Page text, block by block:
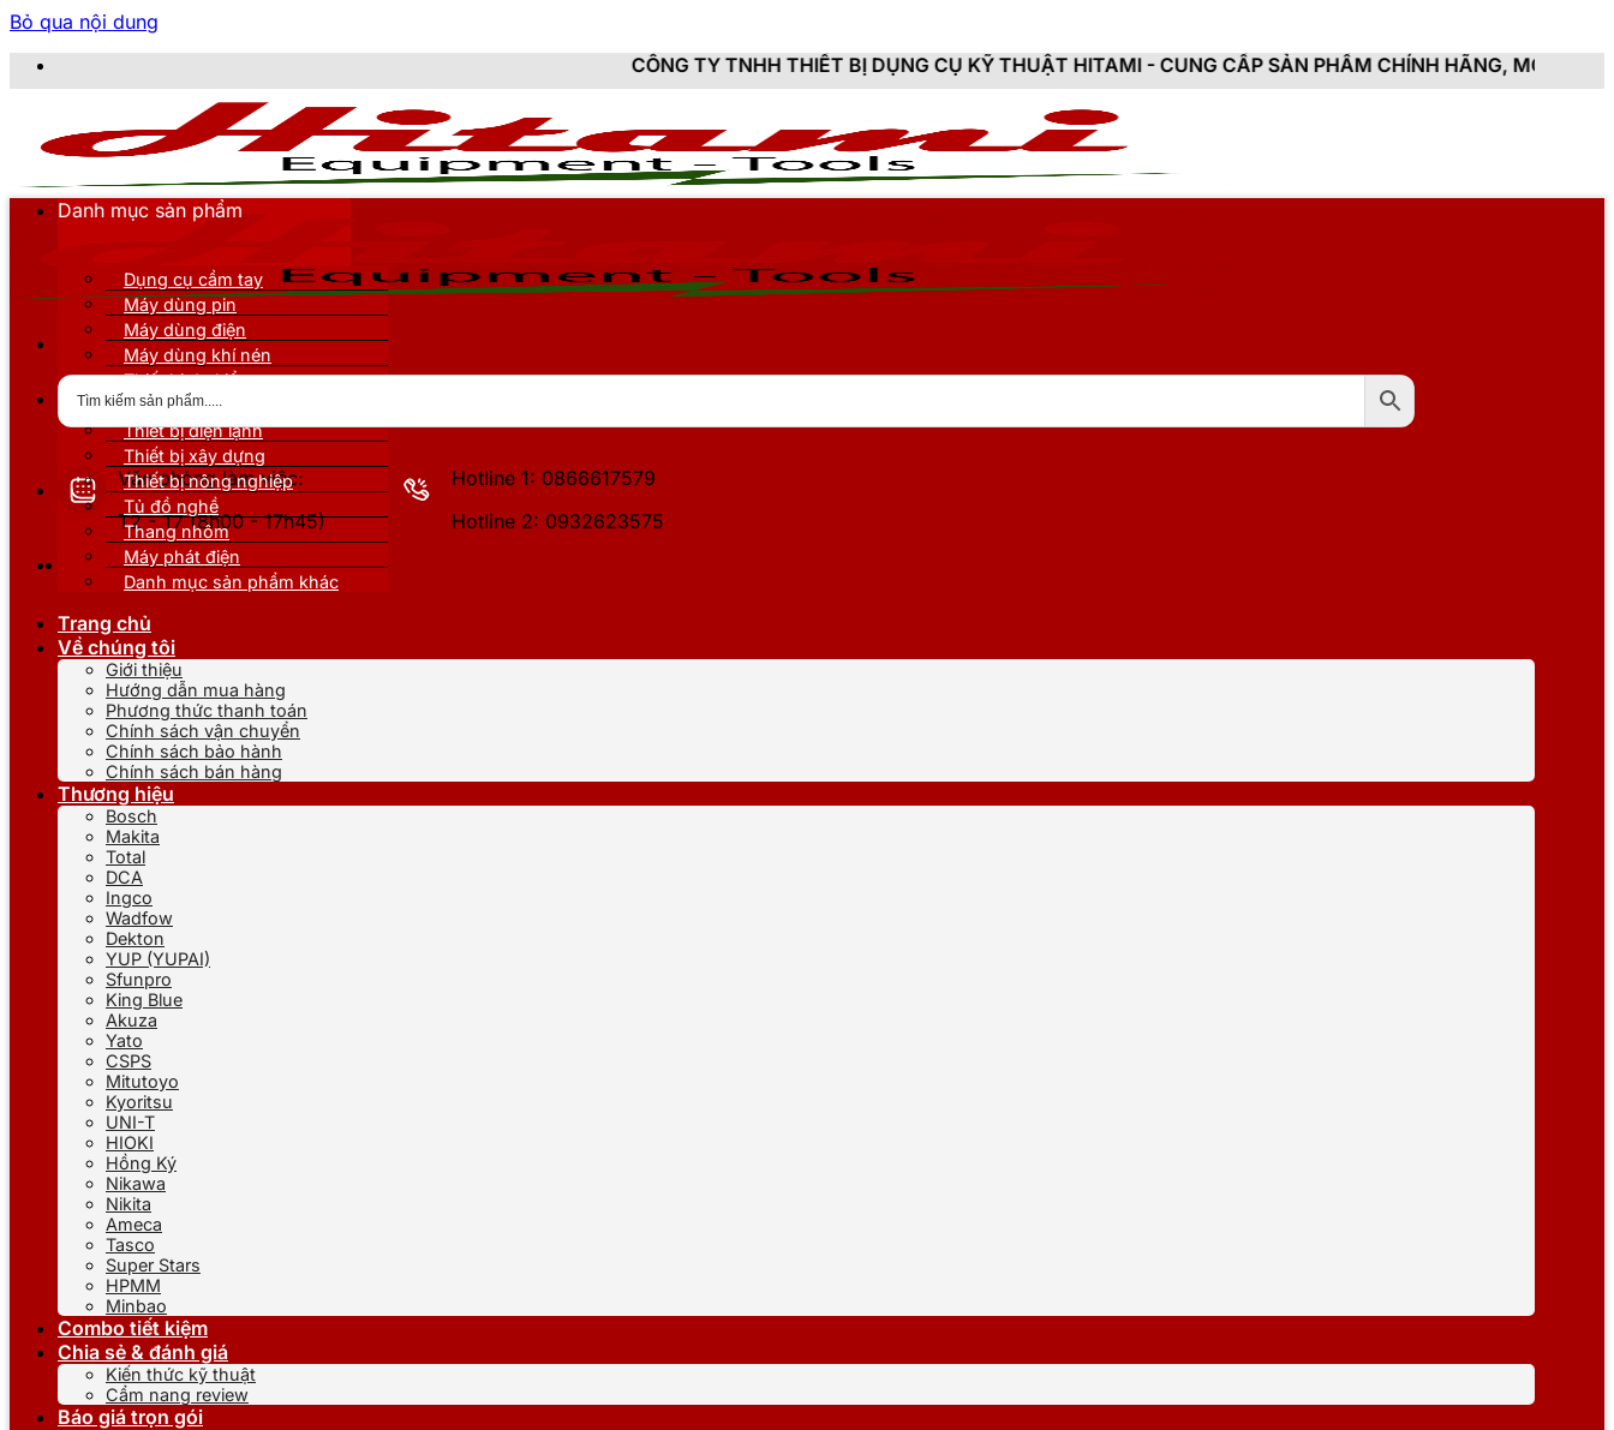
Bỏ qua nội dung
CÔNG TY TNHH THIẾT BỊ DỤNG CỤ KỸ THUẬT HITAMI - CUNG CẤP SẢN PHẨM CHÍNH HÃNG, MỚI 100%, ĐẦY ĐỦ
Văn phòng làm việc:
T2 - T7 (8h00 - 17h45)
Hotline 1: 0866617579
Hotline 2: 0932623575
Danh mục sản phẩm
Dụng cụ cầm tay
Máy dùng pin
Máy dùng điện
Máy dùng khí nén
Thiết bị đo kiểm
Thiết bị nâng đỡ
Thiết bị điện lạnh
Thiết bị xây dựng
Thiết bị nông nghiệp
Tủ đồ nghề
Thang nhôm
Máy phát điện
Danh mục sản phẩm khác
Trang chủ
Về chúng tôi
Giới thiệu
Hướng dẫn mua hàng
Phương thức thanh toán
Chính sách vận chuyển
Chính sách bảo hành
Chính sách bán hàng
Thương hiệu
Bosch
Makita
Total
DCA
Ingco
Wadfow
Dekton
YUP (YUPAI)
Sfunpro
King Blue
Akuza
Yato
CSPS
Mitutoyo
Kyoritsu
UNI-T
HIOKI
Hồng Ký
Nikawa
Nikita
Ameca
Tasco
Super Stars
HPMM
Minbao
Combo tiết kiệm
Chia sẻ & đánh giá
Kiến thức kỹ thuật
Cẩm nang review
Báo giá trọn gói